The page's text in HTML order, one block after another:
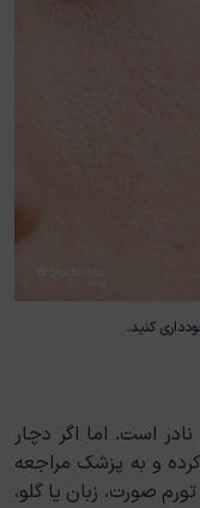
کنید.
است. اما اگر دچار
و به پزشک مراجعه
صورت، زبان یا گلو،